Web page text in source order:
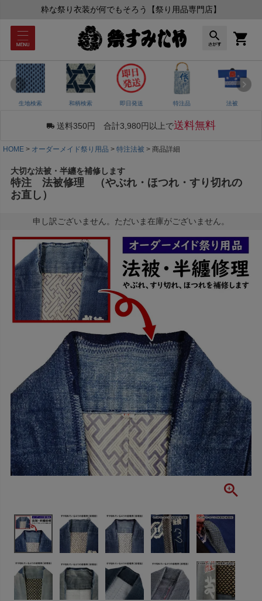
粋な祭り衣装が何でもそろう【祭り用品専門店】
生地検索 和柄検索 即日発送 特注品 法被
送料350円 合計3,980円以上で送料無料
HOME オーダーメイド祭り用品 特注法被 商品詳細
大切な法被・半纏を補修します
特注 法被修理 （やぶれ・ほつれ・すり切れの
お直し）
申し訳ございません。ただいま在庫がございません。